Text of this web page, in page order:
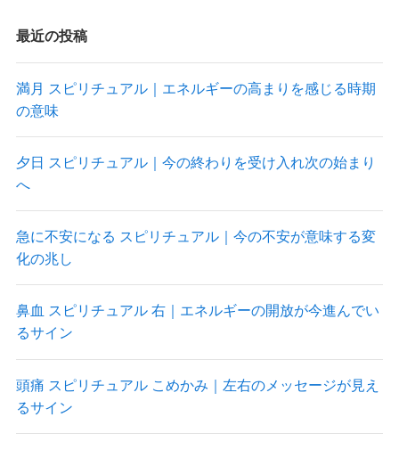
最近の投稿
満月 スピリチュアル｜エネルギーの高まりを感じる時期
の意味
夕日 スピリチュアル｜今の終わりを受け入れ次の始まり
へ
急に不安になる スピリチュアル｜今の不安が意味する変
化の兆し
鼻血 スピリチュアル 右｜エネルギーの開放が今進んでい
るサイン
頭痛 スピリチュアル こめかみ｜左右のメッセージが見え
るサイン